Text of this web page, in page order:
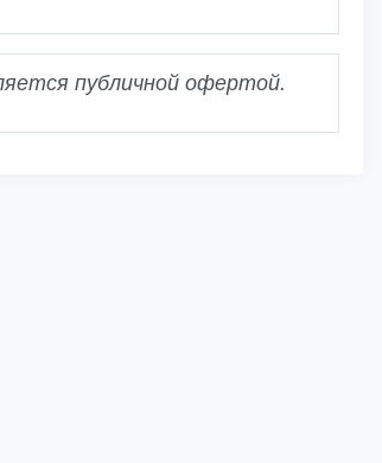
публичной офертой.